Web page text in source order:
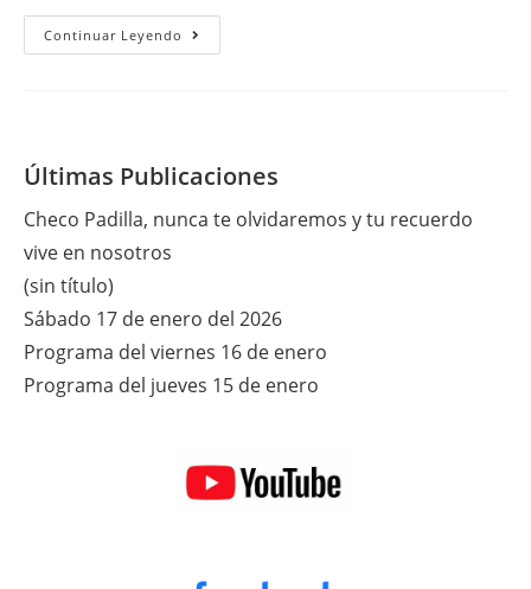
Continuar Leyendo Martes
16
Últimas Publicaciones
Checo Padilla, nunca te olvidaremos y tu recuerdo
vive en nosotros
(sin título)
Sábado 17 de enero del 2026
Programa del viernes 16 de enero
Programa del jueves 15 de enero